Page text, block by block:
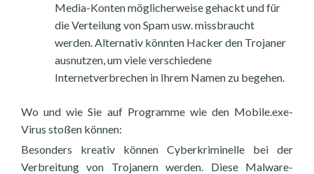
Media-Konten möglicherweise gehackt und für
die Verteilung von Spam usw. missbraucht
werden. Alternativ könnten Hacker den Trojaner
ausnutzen, um viele verschiedene
Internetverbrechen in Ihrem Namen zu begehen.
Wo und wie Sie auf Programme wie den Mobile.exe-
Virus stoßen können:
Besonders kreativ können Cyberkriminelle bei der
Verbreitung von Trojanern werden. Diese Malware-